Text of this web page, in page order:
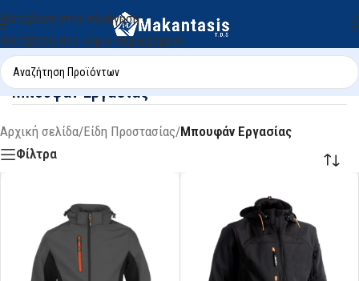
Μετάβαση στην πλοήγηση
Μετάβαση στο κύριο περιεχόμενο
Μπουφάν Εργασίας
Αρχική σελίδα/Είδη Προστασίας/Μπουφάν Εργασίας
Φίλτρα